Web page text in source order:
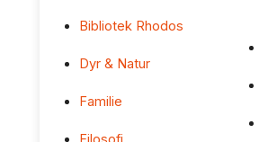
Bibliotek Rhodos
Dyr & Natur
Familie